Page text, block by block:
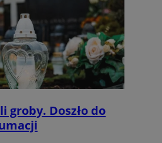
groby. Doszło do